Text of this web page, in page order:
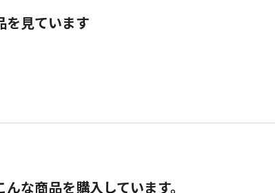
を見ています
な商品を購入しています。